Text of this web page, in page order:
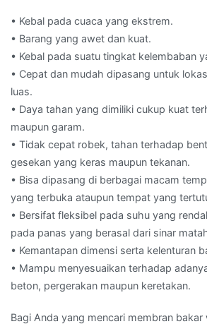
• Kebal pada cuaca yang ekstrem.
• Barang yang awet dan kuat.
• Kebal pada suatu tingkat kelembaban
• Cepat dan mudah dipasang untuk
luas.
• Daya tahan yang dimiliki cukup kuat
maupun garam.
• Tidak cepat robek, tahan terhadap
gesekan yang keras maupun tekanan.
• Bisa dipasang di berbagai macam
yang terbuka ataupun tempat yang
• Bersifat fleksibel pada suhu yang
pada panas yang berasal dari sinar
• Kemantapan dimensi serta kelenturan
• Mampu menyesuaikan terhadap
beton, pergerakan maupun keretakan.
Bagi Anda yang mencari membran